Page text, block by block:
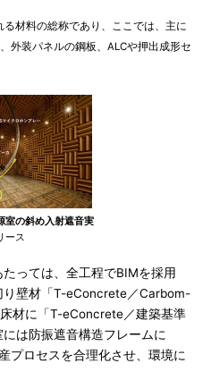
材料の総称であり、ここでは、主に
外装パネルの鋼板、ALCや押出成形セ
室の斜め入射遮音実
ース
っては、全工程でBIMを採用
り壁材「T-eConcrete／Carbom-
材に「T-eConcrete／建築基準
は防振遮音構造フレームに
プロセスを合理化させ、環境に